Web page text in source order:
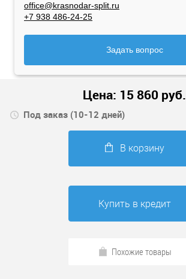
office@krasnodar-split.ru
+7 938 486-24-25
Задать вопрос
Цена: 15 860 руб.
Под заказ (10-12 дней)
В корзину
Купить в кредит
Похожие товары